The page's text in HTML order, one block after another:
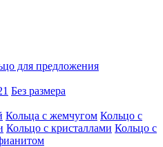
для предложения
Без размера
Кольца с жемчугом Кольцо с
Кольцо с кристаллами Кольцо с